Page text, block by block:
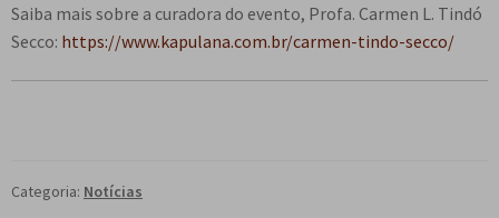
Saiba mais sobre a curadora do evento, Profa. Carmen L. Tindó
Secco: https://www.kapulana.com.br/carmen-tindo-secco/
Categoria: Notícias